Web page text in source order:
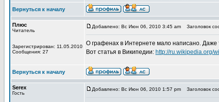
Вернуться к началу
Плюс
Читатель
Зарегистрирован: 11.05.2010
Сообщения: 27
Добавлено: Вс Июн 06, 2010 3:45 am Заголовок
О графенах в Интернете мало написано. Даже
Вот статья в Википедии: http://ru.wikipedia.org/
Вернуться к началу
Serex
Гость
Добавлено: Вс Июн 06, 2010 1:57 pm Заголовок